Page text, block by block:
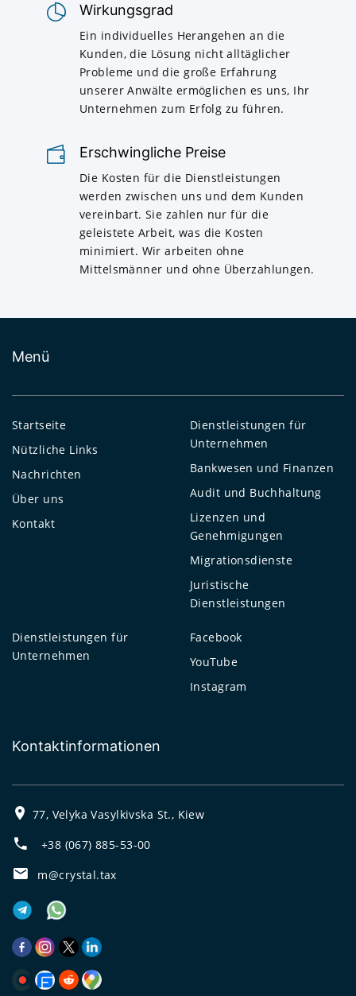
Wirkungsgrad
Ein individuelles Herangehen an die
Kunden, die Lösung nicht alltäglicher
Probleme und die große Erfahrung
unserer Anwälte ermöglichen es uns, Ihr
Unternehmen zum Erfolg zu führen.
Erschwingliche Preise
Die Kosten für die Dienstleistungen
werden zwischen uns und dem Kunden
vereinbart. Sie zahlen nur für die
geleistete Arbeit, was die Kosten
minimiert. Wir arbeiten ohne
Mittelsmänner und ohne Überzahlungen.
Menü
Startseite
Nützliche Links
Nachrichten
Über uns
Kontakt
Dienstleistungen für
Unternehmen
Bankwesen und Finanzen
Audit und Buchhaltung
Lizenzen und
Genehmigungen
Migrationsdienste
Juristische
Dienstleistungen
Dienstleistungen für
Unternehmen
Facebook
YouTube
Instagram
Kontaktinformationen
77, Velyka Vasylkivska St., Kiew
+38 (067) 885-53-00
m@crystal.tax